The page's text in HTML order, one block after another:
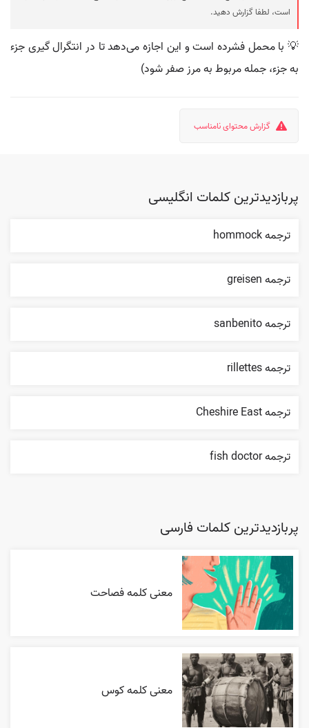
است، لطفا گزارش دهید.
💡 با محمل فشرده است و این اجازه می‌دهد تا در انتگرال گیری جزء
به جزء، جمله مربوط به مرز صفر شود)
گزارش محتوای نامناسب
پربازدیدترین کلمات انگلیسی
ترجمه hommock
ترجمه greisen
ترجمه sanbenito
ترجمه rillettes
ترجمه Cheshire East
ترجمه fish doctor
پربازدیدترین کلمات فارسی
معنی کلمه فصاحت
معنی کلمه کوس